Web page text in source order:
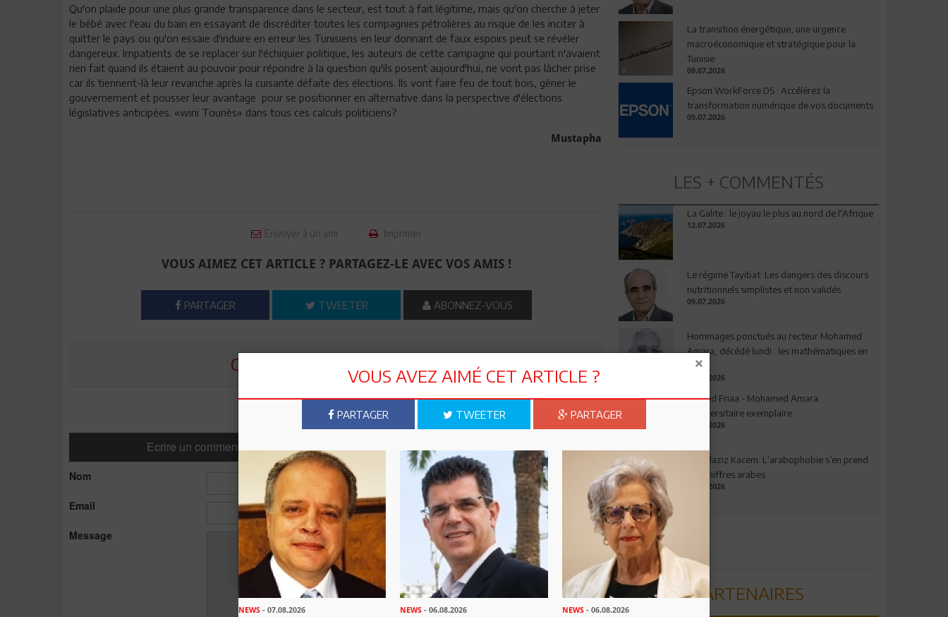
Qu'on plaide pour une plus grande transparence dans le secteur, est tout à fait légitime, mais qu'on cherche à jeter
le bébé avec l'eau du bain en essayant de discréditer toutes les compagnies pétrolières au risque de les inciter à
quitter le pays ou qu'on essaie d'induire en erreur les Tunisiens en leur donnant de faux espoirs peut se révéler
dangereux. Impatients de se replacer sur l'échiquier politique, les auteurs de cette campagne qui pourtant n'avaient
rien fait quand ils étaient au pouvoir pour répondre à la question qu'ils posent aujourd'hui, ne vont pas lâcher prise
car ils tiennent-là leur revanche après la cuisante défaite des élections. Ils vont faire feu de tout bois, gêner le
gouvernement et pousser leur avantage pour se positionner en alternative dans la perspective d'élections
législatives anticipées. «wini Tounès» dans tous ces calculs politiciens?
Mustapha
Envoyer à un ami Imprimer
VOUS AIMEZ CET ARTICLE ? PARTAGEZ-LE AVEC VOS AMIS !
PARTAGER TWEETER ABONNEZ-VOUS
COMMENTER CET ARTICLE
2 Commentaires
Ecrire un commentaire Commenter
Nom
Email
Message
La transition énergétique, une urgence
macroéconomique et stratégique pour la
Tunisie
09.07.2026
Epson WorkForce DS : Accélérez la
transformation numérique de vos documents
09.07.2026
LES + COMMENTÉS
La Galite : le joyau le plus au nord de l'Afrique
12.07.2026
Le régime Tayibat: Les dangers des discours
nutritionnels simplistes et non validés
09.07.2026
Hommages ponctués au recteur Mohamed
Amara, décédé lundi : les mathématiques en
deuil
03.08.2026
Ahmed Friaa - Mohamed Amara:
l’Universitaire exemplaire
04.08.2026
Abdelaziz Kacem: L’arabophobie s’en prend
aux chiffres arabes
09.07.2026
PARTENAIRES
VOUS AVEZ AIMÉ CET ARTICLE ?
PARTAGER TWEETER PARTAGER
NEWS - 07.08.2026 NEWS - 06.08.2026 NEWS- 06.08.2026